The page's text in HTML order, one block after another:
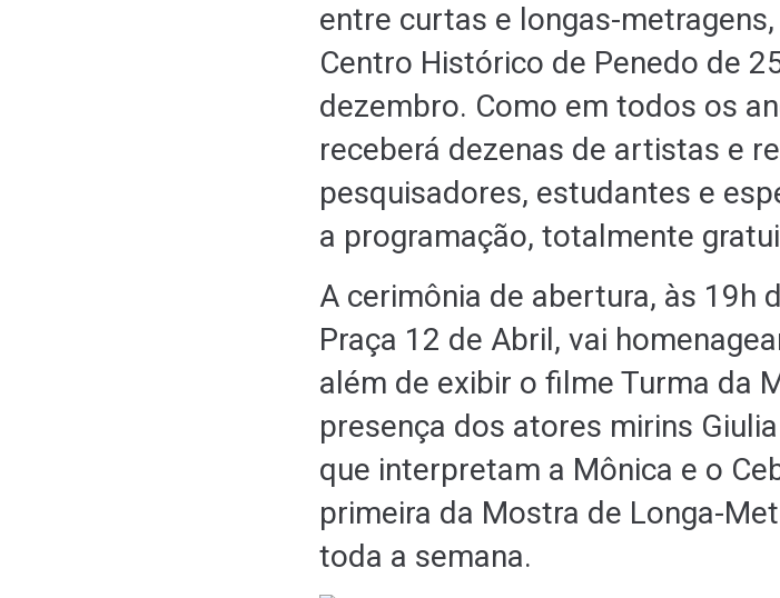
entre curtas e longas-
Centro Histórico de Penedo de
dezembro. Como em todos os
receberá dezenas de artistas e
pesquisadores, estudantes e
a programação, totalmente
A cerimônia de abertura, às 19h
Praça 12 de Abril, vai
além de exibir o filme Turma da
presença dos atores mirins
que interpretam a Mônica e o
primeira da Mostra de Longa-
toda a semana.